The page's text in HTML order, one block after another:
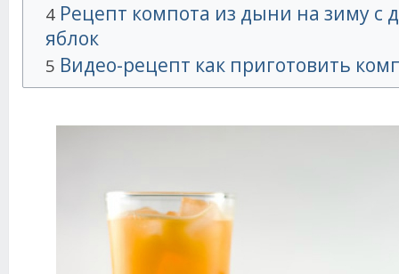
4 Рецепт компота из дыни на зиму с
яблок
5 Видео-рецепт как приготовить